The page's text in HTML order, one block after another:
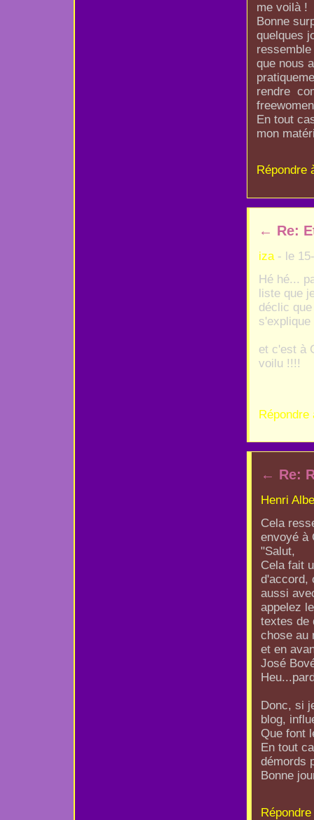
me voilà !
Bonne
quelques
que nous
rendre
En tout
mon
Répondre
← Re:
iza- le
Hé hé...
liste que
déclic
s'explique
et c'est à
voilu !!!!
Répondre
← Re:
Henri
Cela
envoyé à
"Salut,
Cela fait
d'accord,
aussi
appelez
textes de
chose au
et en
José
Donc, si
blog,
Que font
En tout
démords
Bonne